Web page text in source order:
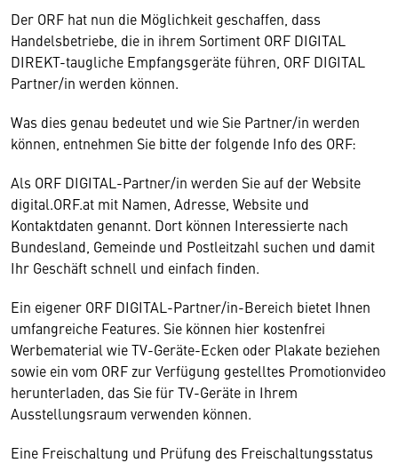
Der ORF hat nun die Möglichkeit geschaffen, dass
Handelsbetriebe, die in ihrem Sortiment ORF DIGITAL
DIREKT-taugliche Empfangsgeräte führen, ORF DIGITAL
Partner/in werden können.
Was dies genau bedeutet und wie Sie Partner/in werden
können, entnehmen Sie bitte der folgende Info des ORF:
Als ORF DIGITAL-Partner/in werden Sie auf der Website
digital.ORF.at mit Namen, Adresse, Website und
Kontaktdaten genannt. Dort können Interessierte nach
Bundesland, Gemeinde und Postleitzahl suchen und damit
Ihr Geschäft schnell und einfach finden.
Ein eigener ORF DIGITAL-Partner/in-Bereich bietet Ihnen
umfangreiche Features. Sie können hier kostenfrei
Werbematerial wie TV-Geräte-Ecken oder Plakate beziehen
sowie ein vom ORF zur Verfügung gestelltes Promotionvideo
herunterladen, das Sie für TV-Geräte in Ihrem
Ausstellungsraum verwenden können.
Eine Freischaltung und Prüfung des Freischaltungsstatus